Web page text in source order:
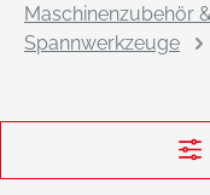
Maschinenzubehör
Spannwerkzeuge